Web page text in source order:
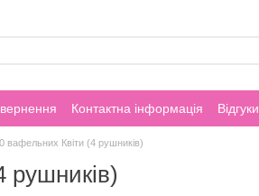
Контактна інформація
вафельних Квіти (4 рушників)
рушників)